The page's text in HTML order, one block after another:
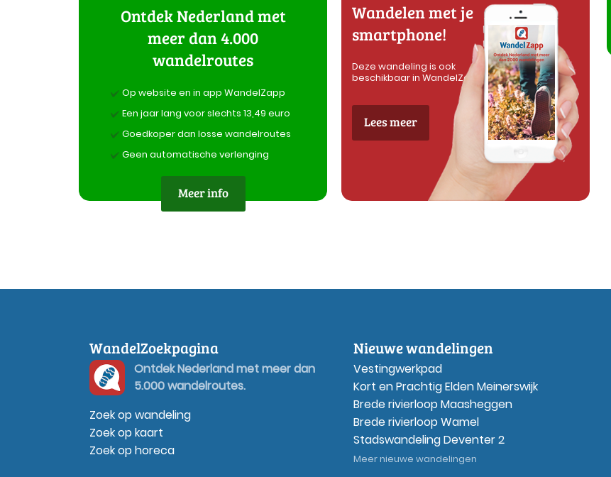
Ontdek Nederland met
meer dan 4.000
wandelroutes
Op website en in app WandelZapp
Een jaar lang voor slechts 13,49 euro
Goedkoper dan losse wandelroutes
Geen automatische verlenging
Meer info
Wandelen met je
smartphone!
Deze wandeling is ook
beschikbaar in WandelZapp
Lees meer
WandelZoekpagina
Ontdek Nederland met meer dan
5.000 wandelroutes.
Zoek op wandeling
Zoek op kaart
Zoek op horeca
Nieuwe wandelingen
Vestingwerkpad
Kort en Prachtig Elden Meinerswijk
Brede rivierloop Maasheggen
Brede rivierloop Wamel
Stadswandeling Deventer 2
Meer nieuwe wandelingen